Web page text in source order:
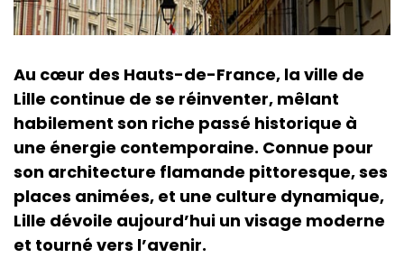
Au cœur des Hauts-de-France, la ville de
Lille continue de se réinventer, mêlant
habilement son riche passé historique à
une énergie contemporaine. Connue pour
son architecture flamande pittoresque, ses
places animées, et une culture dynamique,
Lille dévoile aujourd’hui un visage moderne
et tourné vers l’avenir.